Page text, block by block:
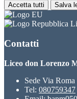
Accetta tutti Salva
Contatti
Liceo don Lorenzo
Sede Via
Tel: 080759347